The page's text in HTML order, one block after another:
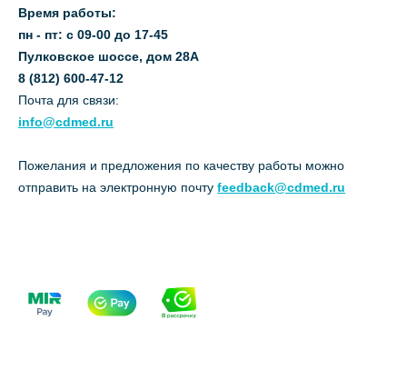
Время работы:
пн - пт: с 09-00 до 17-45
Пулковское шоссе, дом 28А
8 (812) 600-47-12
Почта для связи:
info@cdmed.ru
Пожелания и предложения по качеству работы можно
отправить на электронную почту feedback@cdmed.ru